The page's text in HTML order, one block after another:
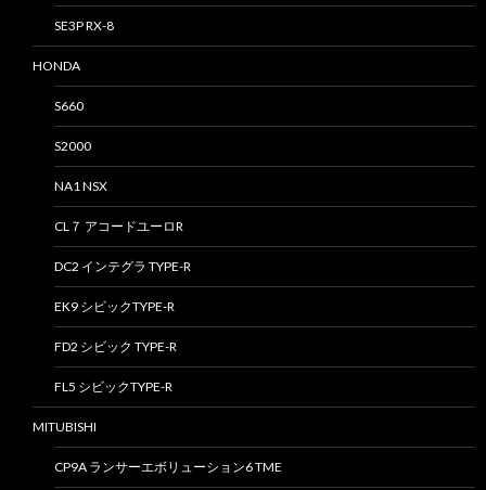
SE3P RX-8
HONDA
S660
S2000
NA1 NSX
CL７ アコードユーロR
DC2 インテグラ TYPE-R
EK9 シビックTYPE-R
FD2 シビック TYPE-R
FL5 シビックTYPE-R
MITUBISHI
CP9A ランサーエボリューション6 TME